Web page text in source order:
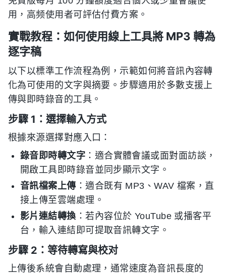
用，高频使用者可評估付費方案。
實戰教程：如何使用線上工具將 MP3 轉為
逐字稿
以下以標準工作流程為例，示範如何將音訊內容轉
化為可使用的文字與摘要。步驟適用於多數支援上
傳與即時錄音的工具。
步驟 1：選擇輸入方式
根據來源選擇對應入口：
錄音即時轉文字 ：適合實體會議或面對面訪談，
開啟工具即時錄音並同步顯示文字。
音訊檔案上傳 ：適合既有 MP3、WAV 檔案，直
接上傳至雲端處理。
影片連結轉換 ：若內容位於 YouTube 或播客平
台，輸入連結即可提取音訊轉文字。
步驟 2：等待轉寫與校对
上傳後系統會自動處理，通常速度為音訊長度的